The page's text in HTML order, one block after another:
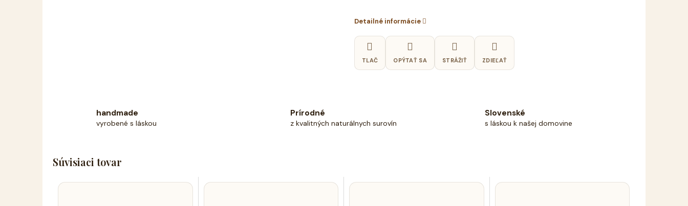
Detailné informácie
TLAČ OPÝTAŤ SA STRÁŽIŤ ZDIEĽAŤ
handmade
vyrobené s láskou
Prírodné
z kvalitných naturálnych surovín
Slovenské
s láskou k našej domovine
Súvisiaci tovar